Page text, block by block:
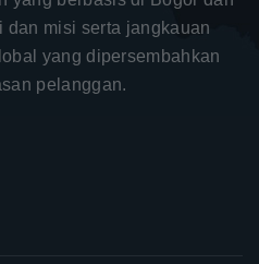
dan misi serta jangkauan
yang dipersembahkan
pelanggan.